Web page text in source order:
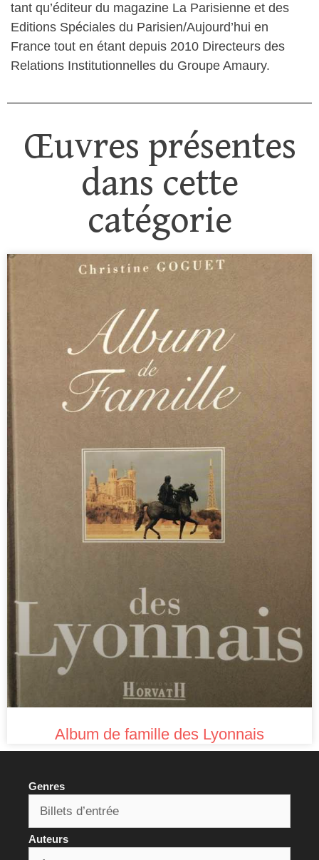
tant qu’éditeur du magazine La Parisienne et des
Editions Spéciales du Parisien/Aujourd’hui en
France tout en étant depuis 2010 Directeurs des
Relations Institutionnelles du Groupe Amaury.
Œuvres présentes
dans cette
catégorie
Album de famille des Lyonnais
Genres
Auteurs